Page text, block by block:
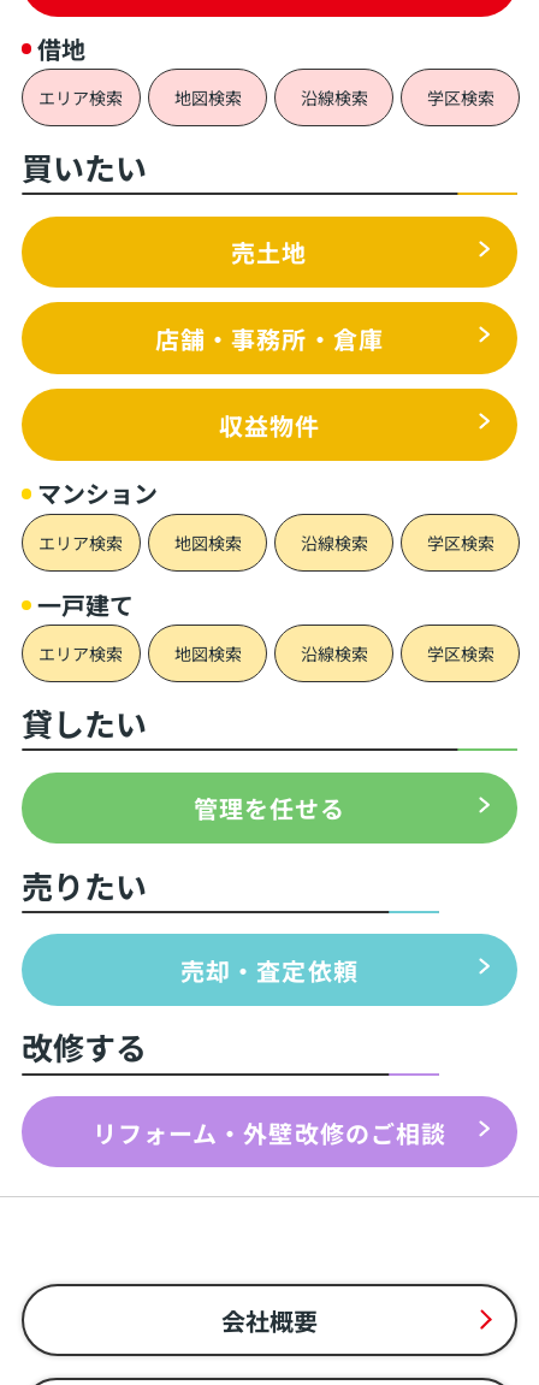
借地
エリア検索 地図検索 沿線検索 学区検索
買いたい
売土地
店舗・事務所・倉庫
収益物件
マンション
エリア検索 地図検索 沿線検索 学区検索
一戸建て
エリア検索 地図検索 沿線検索 学区検索
貸したい
管理を任せる
売りたい
売却・査定依頼
改修する
リフォーム・外壁改修のご相談
会社概要